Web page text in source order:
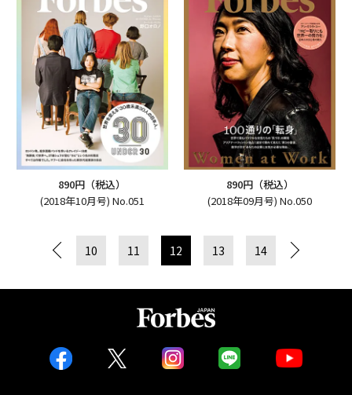
890円（税込）
(2018年10月号) No.051
890円（税込）
(2018年09月号) No.050
10 11 12 13 14